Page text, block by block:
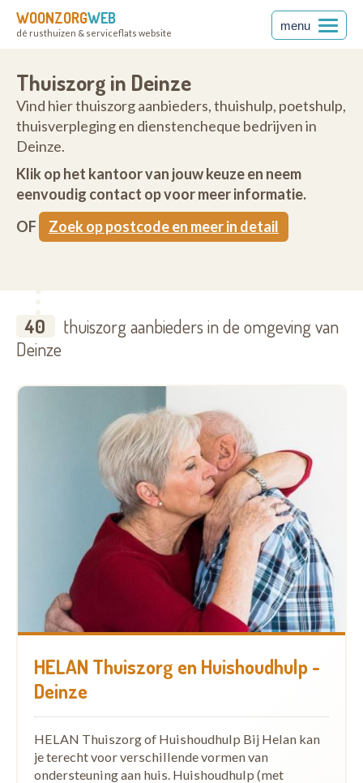
WOONZORGWEB
dé rusthuizen & serviceflats website
menu
Thuiszorg in Deinze
Vind hier thuiszorg aanbieders, thuishulp, poetshulp,
thuisverpleging en dienstencheque bedrijven in
Deinze.
Klik op het kantoor van jouw keuze en neem
eenvoudig contact op voor meer informatie.
OF
Zoek op postcode en meer in detail
40
thuiszorg aanbieders in de omgeving van
Deinze
HELAN Thuiszorg en Huishoudhulp -
Deinze
HELAN Thuiszorg of Huishoudhulp Bij Helan kan
je terecht voor verschillende vormen van
ondersteuning aan huis. Huishoudhulp (met